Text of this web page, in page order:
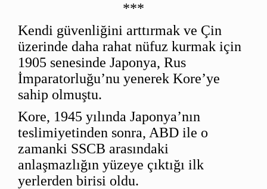
***
Kendi güvenliğini arttırmak ve Çin
üzerinde daha rahat nüfuz kurmak için
1905 senesinde Japonya, Rus
İmparatorluğu’nu yenerek Kore’ye
sahip olmuştu.
Kore, 1945 yılında Japonya’nın
teslimiyetinden sonra, ABD ile o
zamanki SSCB arasındaki
anlaşmazlığın yüzeye çıktığı ilk
yerlerden birisi oldu.